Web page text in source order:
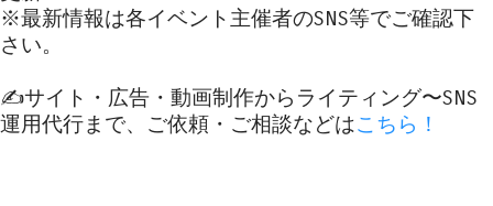
※最新情報は各イベント主催者のSNS等でご確認下
さい。
✍️サイト・広告・動画制作からライティング〜SNS
運用代行まで、ご依頼・ご相談などはこちら！